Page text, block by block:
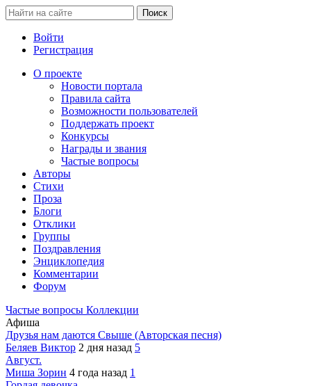
Войти
Регистрация
О проекте
Новости портала
Правила сайта
Возможности пользователей
Поддержать проект
Конкурсы
Награды и звания
Частые вопросы
Авторы
Стихи
Проза
Блоги
Отклики
Группы
Поздравления
Энциклопедия
Комментарии
Форум
Частые вопросы Коллекции
Афиша
Друзья нам даются Свыше (Авторская песня)
Беляев Виктор 2 дня назад 5
Август.
Миша Зорин 4 года назад 1